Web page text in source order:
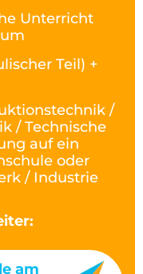
Unterricht
Teil) +
/
/ Technische
auf ein
oder
/ Industrie
am